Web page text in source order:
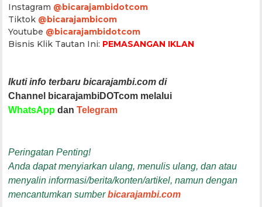
Instagram @bicarajambidotcom
Tiktok @bicarajambicom
Youtube @bicarajambidotcom
Bisnis Klik Tautan Ini: PEMASANGAN IKLAN
Ikuti info terbaru bicarajambi.com di
Channel bicarajambiDOTcom melalui
WhatsApp danTelegram
Peringatan Penting!
Anda dapat menyiarkan ulang, menulis ulang, dan atau
menyalin informasi/berita/konten/artikel, namun dengan
mencantumkan sumberbicarajambi.com